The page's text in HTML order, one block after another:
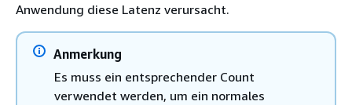
Anwendung diese Latenz verursacht.
Anmerkung
Es muss ein entsprechender Count
verwendet werden, um ein normales